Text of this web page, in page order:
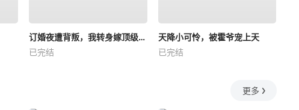
订婚夜遭背叛，我转身嫁顶级大佬
已完结
天降小可怜，被霍爷宠上天
已完结
更多